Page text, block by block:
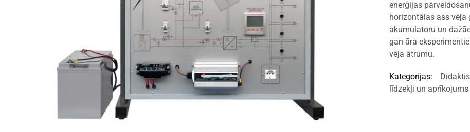
enerģijas
horizontālas ass vēja
akumulatoru un
gan āra
vēja ātrumu.
Kategorijas:
līdzekļi un aprīkojums